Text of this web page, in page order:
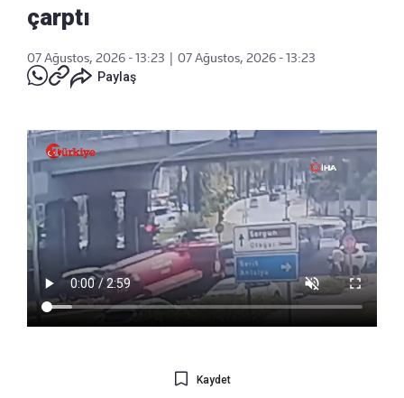
çarptı
07 Ağustos, 2026 - 13:23
07 Ağustos, 2026 - 13:23
Paylaş
Kaydet